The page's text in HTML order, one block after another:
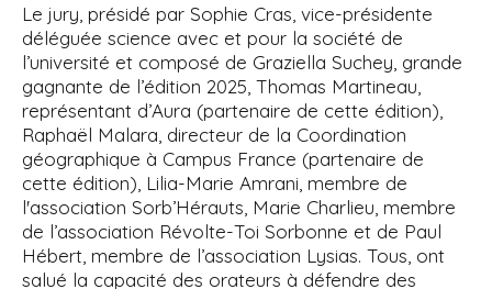
Le jury, présidé par Sophie Cras, vice-présidente
déléguée science avec et pour la société de
l’université et composé de Graziella Suchey, grande
gagnante de l’édition 2025, Thomas Martineau,
représentant d’Aura (partenaire de cette édition),
Raphaël Malara, directeur de la Coordination
géographique à Campus France (partenaire de
cette édition), Lilia-Marie Amrani, membre de
l'association Sorb’Hérauts, Marie Charlieu, membre
de l’association Révolte-Toi Sorbonne et de Paul
Hébert, membre de l’association Lysias. Tous, ont
salué la capacité des orateurs à défendre des